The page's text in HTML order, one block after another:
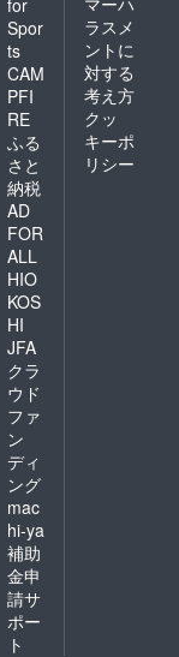
Spor
ts
CAM
PFI
RE
ふる
さと
納税
AD
FOR
ALL
HIO
KOS
HI
JFA
クラ
ウド
ファ
ン
ディ
ング
mac
hi-ya
補助
金申
請サ
ポー
ト
ラスメ
ントに
対する
考え方
クッ
キーポ
リシー